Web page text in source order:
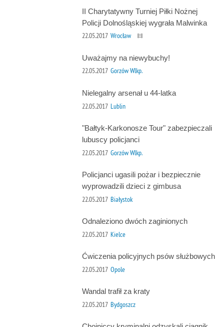
II Charytatywny Turniej Piłki Nożnej
Policji Dolnośląskiej wygrała Malwinka
22.05.2017 Wrocław
Uważajmy na niewybuchy!
22.05.2017 Gorzów Wlkp.
Nielegalny arsenał u 44-latka
22.05.2017 Lublin
"Bałtyk-Karkonosze Tour" zabezpieczali
lubuscy policjanci
22.05.2017 Gorzów Wlkp.
Policjanci ugasili pożar i bezpiecznie
wyprowadzili dzieci z gimbusa
22.05.2017 Białystok
Odnaleziono dwóch zaginionych
22.05.2017 Kielce
Ćwiczenia policyjnych psów służbowych
22.05.2017 Opole
Wandal trafił za kraty
22.05.2017 Bydgoszcz